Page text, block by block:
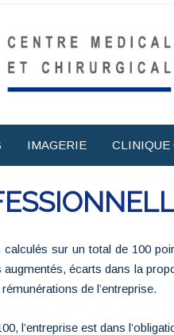
IMAGERIE CLINIQUE
calculés sur un total de 100
écarts dans la
de l’entreprise.
l’entreprise est dans